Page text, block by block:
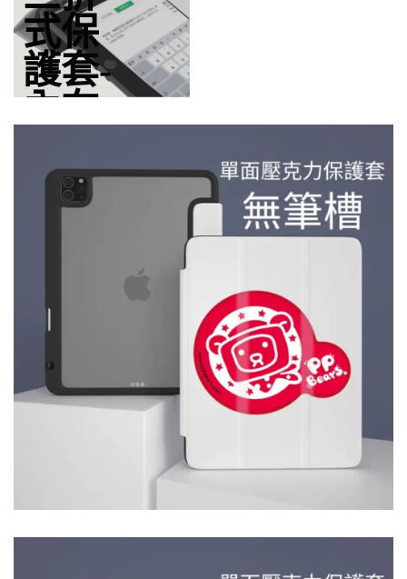
式保
護套-
內在
成型黑色
軟殼 裝缷
簡單，使